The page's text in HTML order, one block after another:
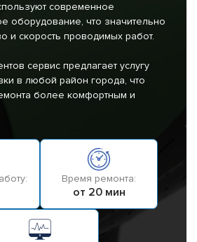
современное
оборудование, что значительно
и скорость проводимых работ.
сервис предлагает услугу
в любой район города, что
более комфортным и
Время ремонта:
от 20 мин